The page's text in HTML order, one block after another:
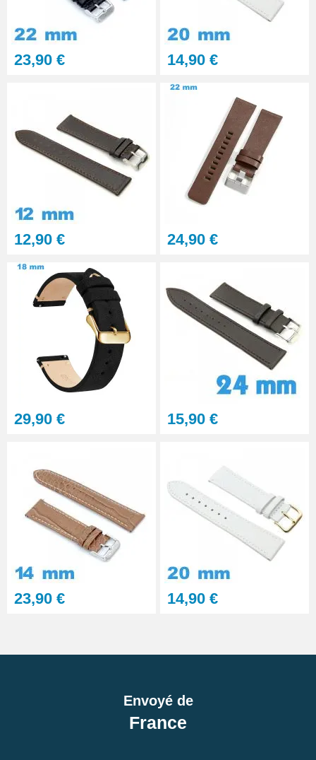
23,90 € 14,90 €
12,90 € 24,90 €
29,90 € 15,90 €
23,90 € 14,90 €
Envoyé de
France